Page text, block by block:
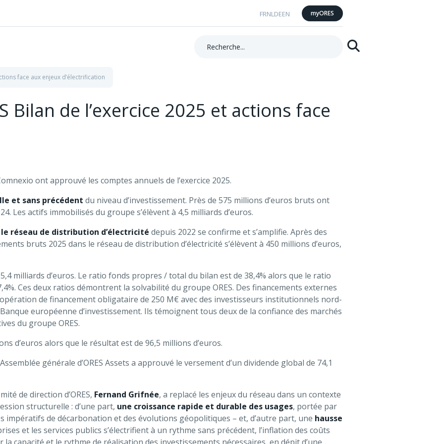
Rechercher
FRNL DEEN myORES
Bilan de l’exercice 2025 et actions face
face aux enjeux d’électrification
ont approuvé les comptes annuels de l’exercice 2025.
et sans précédent du niveau d’investissement. Près de 575 millions d’euros bruts ont
Les actifs immobilisés du groupe s’élèvent à 4,5 milliards d’euros.
le réseau de distribution d’électricité depuis 2022 se confirme et s’amplifie. Après des
bruts 2025 dans le réseau de distribution d’électricité s’élèvent à 450 millions d’euros,
milliards d’euros. Le ratio fonds propres / total du bilan est de 38,4% alors que le ratio
Ces deux ratios démontrent la solvabilité du groupe ORES. Des financements externes
de financement obligataire de 250 M€ avec des investisseurs institutionnels nord-
européenne d’investissement. Ils témoignent tous deux de la confiance des marchés
du groupe ORES.
d’euros alors que le résultat est de 96,5 millions d’euros.
générale d’ORES Assets a approuvé le versement d’un dividende global de 74,1
de direction d’ORES, Fernand Grifnée, a replacé les enjeux du réseau dans un contexte
structurelle : d’une part, une croissance rapide et durable des usages, portée par
impératifs de décarbonation et des évolutions géopolitiques – et, d’autre part, une hausse
et les services publics s’électrifient à un rythme sans précédent, l’inflation des coûts